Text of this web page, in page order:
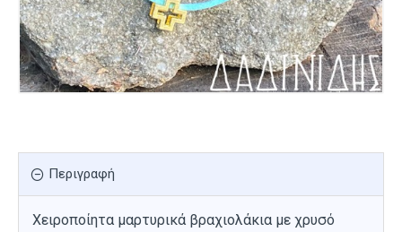
Περιγραφή
Χειροποίητα μαρτυρικά βραχιολάκια με χρυσό